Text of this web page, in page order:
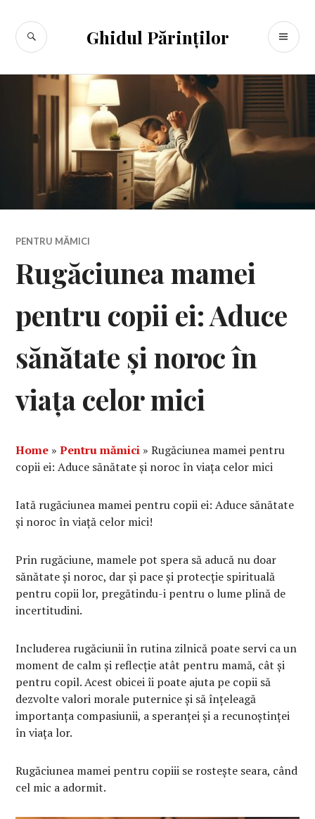
conținut
Ghidul Părinților
CĂUTARE
PENTRU MĂMICI
Rugăciunea mamei
pentru copii ei: Aduce
sănătate și noroc în
viața celor mici
Home »Pentru mămici »Rugăciunea mamei pentru
copii ei: Aduce sănătate și noroc în viața celor mici
Iată rugăciunea mamei pentru copii ei: Aduce sănătate
și noroc în viață celor mici!
Prin rugăciune, mamele pot spera să aducă nu doar
sănătate și noroc, dar și pace și protecție spirituală
pentru copii lor, pregătindu-i pentru o lume plină de
incertitudini.
Includerea rugăciunii în rutina zilnică poate servi ca un
moment de calm și reflecție atât pentru mamă, cât și
pentru copil. Acest obicei îi poate ajuta pe copii să
dezvolte valori morale puternice și să înțeleagă
importanța compasiunii, a speranței și a recunoștinței
în viața lor.
Rugăciunea mamei pentru copiii se rostește seara, când
cel mic a adormit.